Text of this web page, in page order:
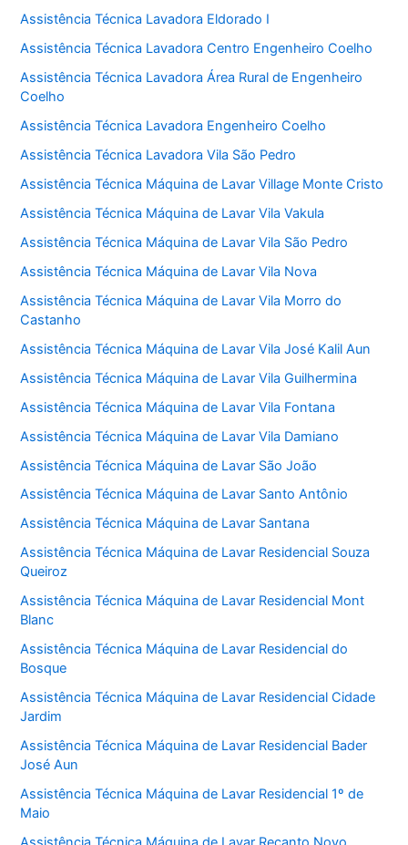
Assistência Técnica Lavadora Eldorado I
Assistência Técnica Lavadora Centro Engenheiro Coelho
Assistência Técnica Lavadora Área Rural de Engenheiro
Coelho
Assistência Técnica Lavadora Engenheiro Coelho
Assistência Técnica Lavadora Vila São Pedro
Assistência Técnica Máquina de Lavar Village Monte Cristo
Assistência Técnica Máquina de Lavar Vila Vakula
Assistência Técnica Máquina de Lavar Vila São Pedro
Assistência Técnica Máquina de Lavar Vila Nova
Assistência Técnica Máquina de Lavar Vila Morro do
Castanho
Assistência Técnica Máquina de Lavar Vila José Kalil Aun
Assistência Técnica Máquina de Lavar Vila Guilhermina
Assistência Técnica Máquina de Lavar Vila Fontana
Assistência Técnica Máquina de Lavar Vila Damiano
Assistência Técnica Máquina de Lavar São João
Assistência Técnica Máquina de Lavar Santo Antônio
Assistência Técnica Máquina de Lavar Santana
Assistência Técnica Máquina de Lavar Residencial Souza
Queiroz
Assistência Técnica Máquina de Lavar Residencial Mont
Blanc
Assistência Técnica Máquina de Lavar Residencial do
Bosque
Assistência Técnica Máquina de Lavar Residencial Cidade
Jardim
Assistência Técnica Máquina de Lavar Residencial Bader
José Aun
Assistência Técnica Máquina de Lavar Residencial 1º de
Maio